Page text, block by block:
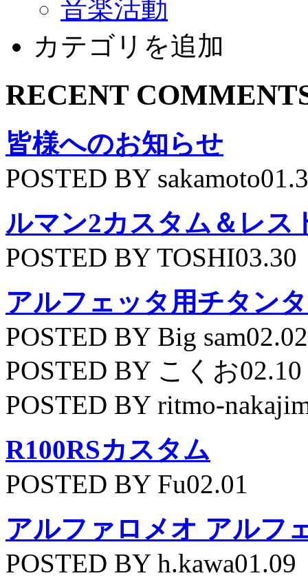
音楽活動
カテゴリを追加
RECENT
皆様へのお知らせ
POSTED BY
ルマン2カスタム＆レス
POSTED BY TOSHI03.30
アルフェッタ用チタン
POSTED BY Big sam02.02
POSTED BY こくお02.10
POSTED BY ritmo-
R100RSカスタム
POSTED BY Fu02.01
アルファロメオ アルフ
POSTED BY h.kawa01.09